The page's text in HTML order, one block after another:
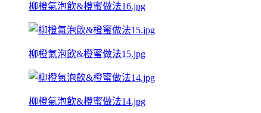
柳橙氣泡飲&橙蜜做法16.jpg
柳橙氣泡飲&橙蜜做法15.jpg
柳橙氣泡飲&橙蜜做法14.jpg